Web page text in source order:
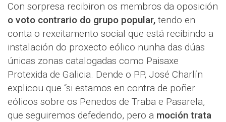
Con sorpresa recibiron os membros da oposición
o voto contrario do grupo popular, tendo en
conta o rexeitamento social que está recibindo a
instalación do proxecto eólico nunha das dúas
únicas zonas catalogadas como Paisaxe
Protexida de Galicia. Dende o PP, José Charlín
explicou que “si estamos en contra de poñer
eólicos sobre os Penedos de Traba e Pasarela,
que seguiremos defedendo, pero a moción trata